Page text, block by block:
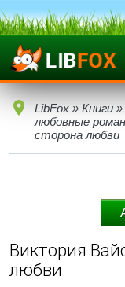
LibFox » Книги »
любовные
сторона любви
Виктория
любви